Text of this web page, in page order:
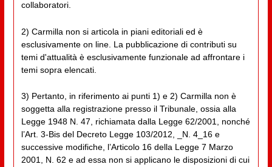
collaboratori.
2) Carmilla non si articola in piani editoriali ed è
esclusivamente on line. La pubblicazione di contributi su
temi d'attualità è esclusivamente funzionale ad affrontare i
temi sopra elencati.
3) Pertanto, in riferimento ai punti 1) e 2) Carmilla non è
soggetta alla registrazione presso il Tribunale, ossia alla
Legge 1948 N. 47, richiamata dalla Legge 62/2001, nonché
l’Art. 3-Bis del Decreto Legge 103/2012, _N. 4_16 e
successive modifiche, l’Articolo 16 della Legge 7 Marzo
2001, N. 62 e ad essa non si applicano le disposizioni di cui